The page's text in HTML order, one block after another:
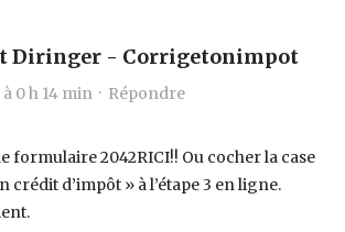
Diringer - Corrigetonimpot
0 h 14 min · Répondre
formulaire 2042RICI!! Ou cocher la case
crédit d’impôt » à l’étape 3 en ligne.